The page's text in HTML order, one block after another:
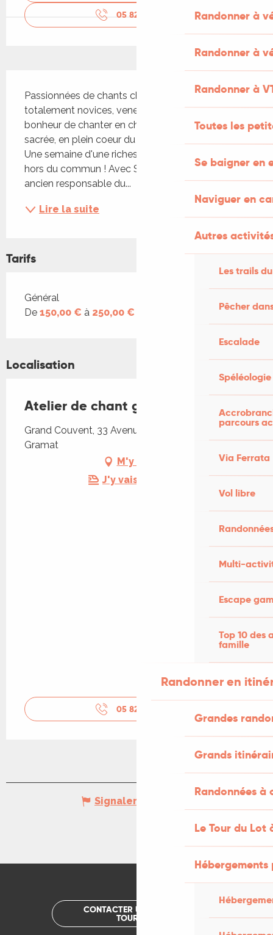
Randonner à
Randonner à
Randonner à
Toutes les
Se baigner en
Naviguer en
Autres
Les trails
Pêcher
Escalade
Spéléologie
parcours
Via Ferrata
Vol libre
Multi-
Escape
Top 10 des
famille
Randonner en
Grandes
Grands
Randonnées
Le Tour du Lot
05 82 92 67
Passionnées de chants choral, expérimentés ou
totalement novices, venez (re)découvrir le
bonheur de chanter en chœur de la musique
sacrée, en plein coeur du Festival de Rocamadour.
Une semaine d'une richesse musicale et culturelle
hors du commun ! Avec Sylvain Dieudonné,
ancien responsable du...
Lire la suite
Tarifs
Tarifs 2026
Général
De 150,00 € à 250,00 €
Localisation
Atelier de chant grégorien
Grand Couvent, 33 Avenue Louis Mazet, 46500
Gramat
M'y rendre
J'y vais en train !
05 82 92 67
Signaler une erreur
CONTACTER UN OFFICE DE
TOURISME